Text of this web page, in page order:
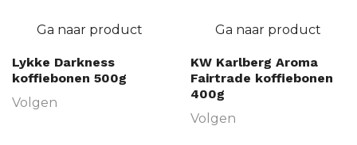
Ga naar product
Lykke Darkness
koffiebonen 500g
Volgen
Ga naar product
KW Karlberg Aroma
Fairtrade koffiebonen
400g
Volgen